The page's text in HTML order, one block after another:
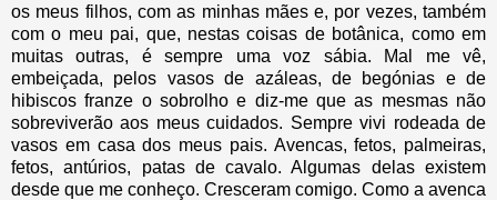
os meus filhos, com as minhas mães e, por vezes, também
com o meu pai, que, nestas coisas de botânica, como em
muitas outras, é sempre uma voz sábia. Mal me vê,
embeiçada, pelos vasos de azáleas, de begónias e de
hibiscos franze o sobrolho e diz-me que as mesmas não
sobreviverão aos meus cuidados. Sempre vivi rodeada de
vasos em casa dos meus pais. Avencas, fetos, palmeiras,
fetos, antúrios, patas de cavalo. Algumas delas existem
desde que me conheço. Cresceram comigo. Como a avenca